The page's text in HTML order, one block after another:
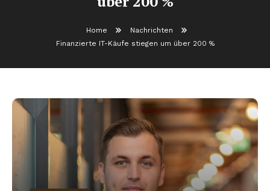
Home
Nachrichten
Finanzierte IT-Käufe stiegen um über 200 %